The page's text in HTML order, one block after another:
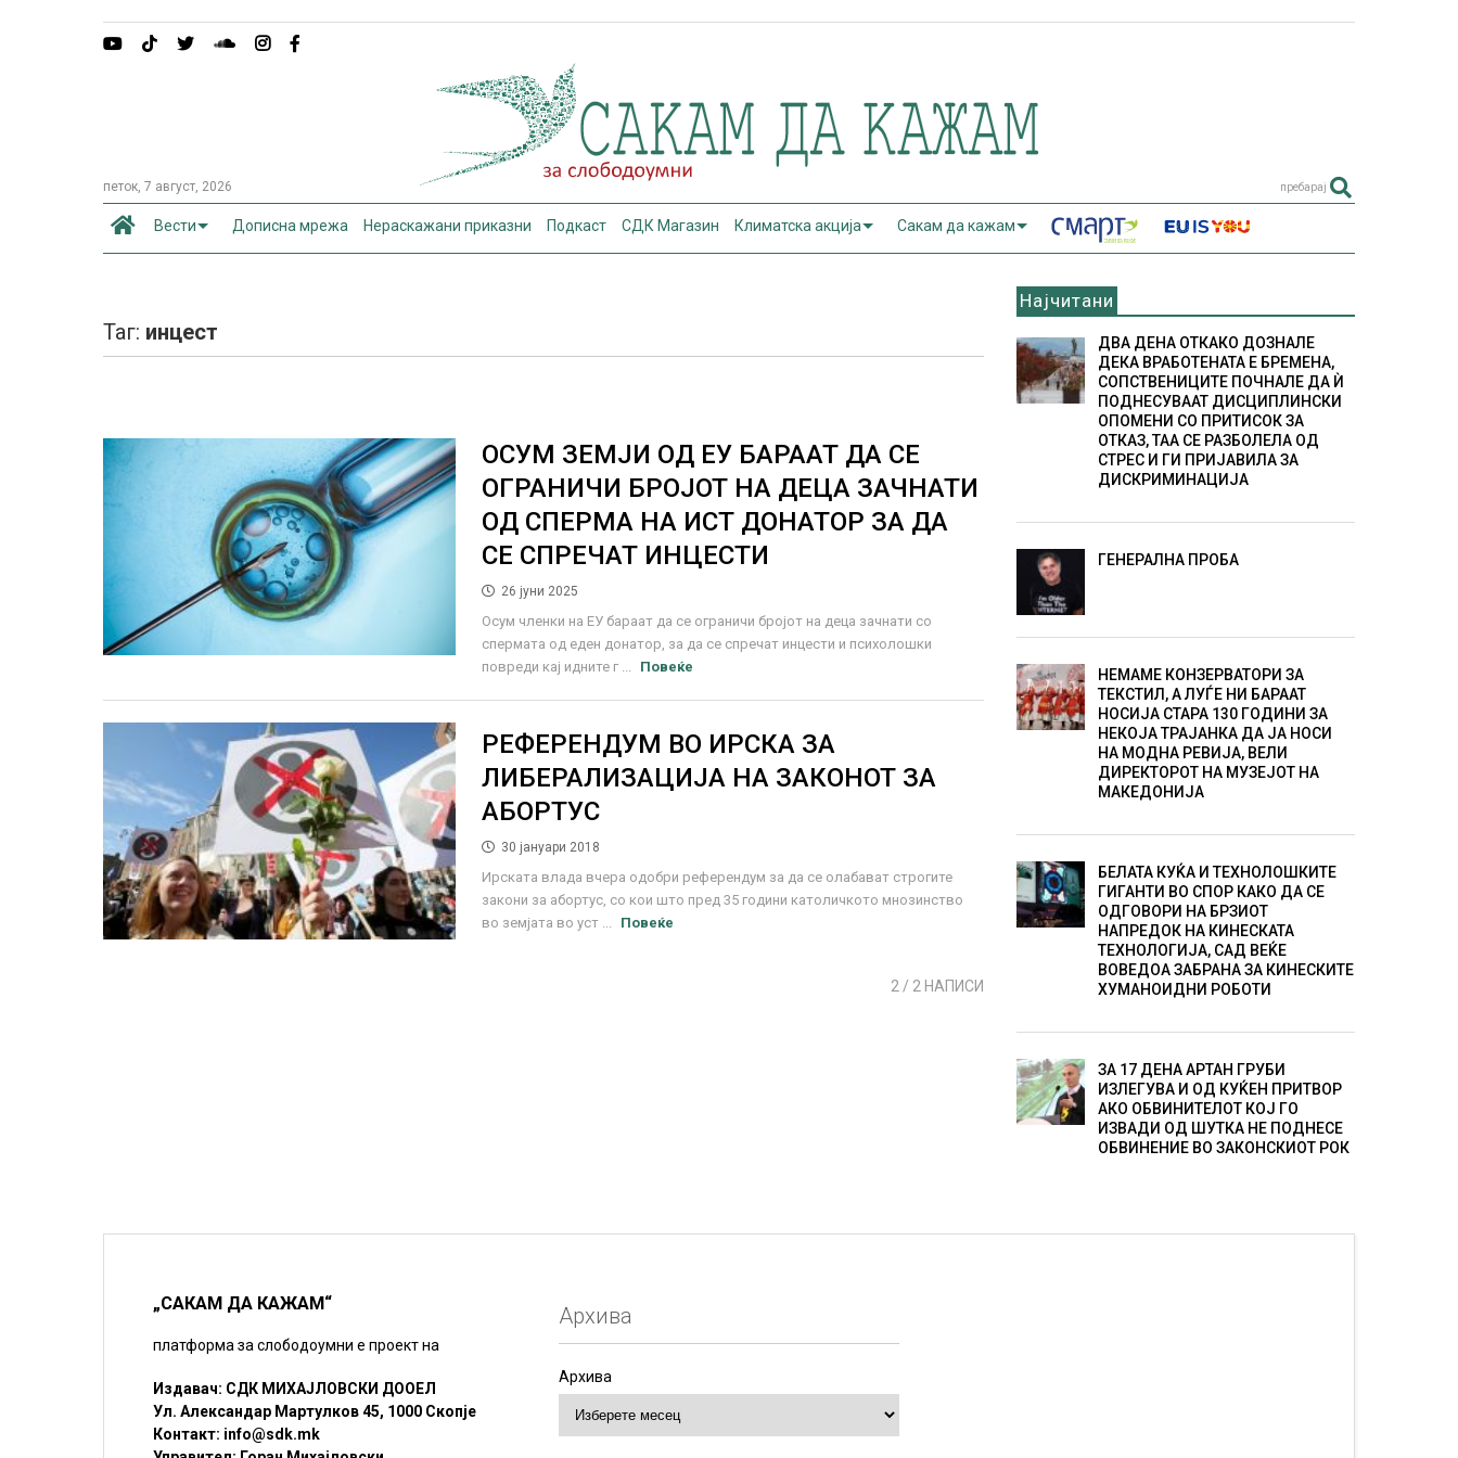
петок, 7 август, 2026 пребарај
Вести Дописна мрежа Нераскажани приказни Подкаст СДК Магазин Климатска акција Сакам да кажам
Таг: инцест
ОСУМ ЗЕМЈИ ОД ЕУ БАРААТ ДА СЕ
ОГРАНИЧИ БРОЈОТ НА ДЕЦА ЗАЧНАТИ
ОД СПЕРМА НА ИСТ ДОНАТОР ЗА ДА
СЕ СПРЕЧАТ ИНЦЕСТИ
26 јуни 2025
Осум членки на ЕУ бараат да се ограничи бројот на деца зачнати со
спермата од еден донатор, за да се спречат инцести и психолошки
повреди кај идните г ...
Повеќе
РЕФЕРЕНДУМ ВО ИРСКА ЗА
ЛИБЕРАЛИЗАЦИЈА НА ЗАКОНОТ ЗА
АБОРТУС
30 јануари 2018
Ирската влада вчера одобри референдум за да се олабават строгите
закони за абортус, со кои што пред 35 години католичкото мнозинство
во земјата во уст ...
Повеќе
2 / 2 НАПИСИ
Најчитани
ДВА ДЕНА ОТКАКО ДОЗНАЛЕ
ДЕКА ВРАБОТЕНАТА Е БРЕМЕНА,
СОПСТВЕНИЦИТЕ ПОЧНАЛЕ ДА Ѝ
ПОДНЕСУВААТ ДИСЦИПЛИНСКИ
ОПОМЕНИ СО ПРИТИСОК ЗА
ОТКАЗ, ТАА СЕ РАЗБОЛЕЛА ОД
СТРЕС И ГИ ПРИЈАВИЛА ЗА
ДИСКРИМИНАЦИЈА
ГЕНЕРАЛНА ПРОБА
НЕМАМЕ КОНЗЕРВАТОРИ ЗА
ТЕКСТИЛ, А ЛУЃЕ НИ БАРААТ
НОСИЈА СТАРА 130 ГОДИНИ ЗА
НЕКОЈА ТРАЈАНКА ДА ЈА НОСИ
НА МОДНА РЕВИЈА, ВЕЛИ
ДИРЕКТОРОТ НА МУЗЕЈОТ НА
МАКЕДОНИЈА
БЕЛАТА КУЌА И ТЕХНОЛОШКИТЕ
ГИГАНТИ ВО СПОР КАКО ДА СЕ
ОДГОВОРИ НА БРЗИОТ
НАПРЕДОК НА КИНЕСКАТА
ТЕХНОЛОГИЈА, САД ВЕЌЕ
ВОВЕДОА ЗАБРАНА ЗА КИНЕСКИТЕ
ХУМАНОИДНИ РОБОТИ
ЗА 17 ДЕНА АРТАН ГРУБИ
ИЗЛЕГУВА И ОД КУЌЕН ПРИТВОР
АКО ОБВИНИТЕЛОТ КОЈ ГО
ИЗВАДИ ОД ШУТКА НЕ ПОДНЕСЕ
ОБВИНЕНИЕ ВО ЗАКОНСКИОТ РОК
„САКАМ ДА КАЖАМ“
платформа за слободоумни е проект на
Издавач: СДК МИХАЈЛОВСКИ ДООЕЛ
Ул. Александар Мартулков 45, 1000 Скопје
Контакт: info@sdk.mk
Архива
Архива